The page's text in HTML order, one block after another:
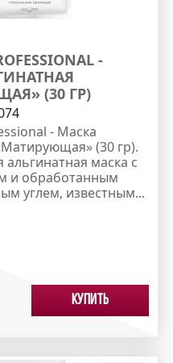
-
(30 ГР)
- Маска
(30 гр).
маска с
и обработанным
углем, известным...
Купить